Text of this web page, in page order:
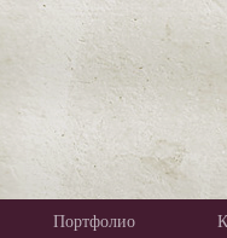
Портфолио